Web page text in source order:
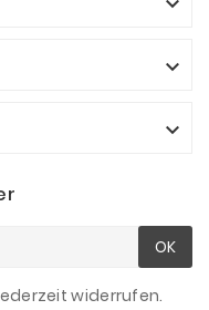


OK
widerrufen.